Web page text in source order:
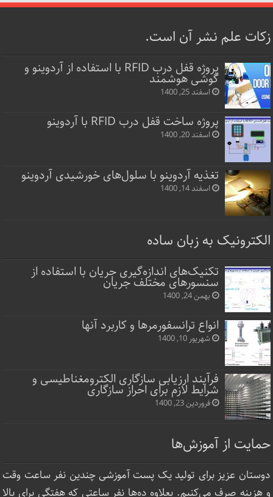
زکات علم نشر آن است.
پروژه قفل‌ درب RFID با استفاده از آردوینو و
گوشی هوشمند
اسفند 25, 1400
پروژه ساخت قفل‌ درب RFID با آردوینو
اسفند 20, 1400
تغذیه آردوینو با سلول‌های خورشیدی آردوینو
اسفند 14, 1400
الکترونیک به زبان ساده
تکنیک‌های اندازه‌گیری جریان با استفاده از
سنسورهای مختلف جریان
بهمن 24, 1400
انواع ترانسفورمرها و کاربرد آنها
شهریور 10, 1400
فرآیند ارزیابی سازگاری الکترومغناطیسی و
شرایط لازم برای احراز سازگاری
فروردین 23, 1400
حمایت از آموزش‌ها
دوستان عزیز برای تولید یک پست آموزشی چندین نفر ساعت‌ وقت
و هزینه صرف می‌کنیم. بعلاوه ده‌ها نفر ساعتی که هفتگی برای بالا